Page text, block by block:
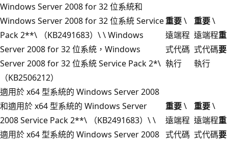
Windows Server 2008 for 32 位系統和
Windows Server 2008 for 32 位系統 Service
Pack 2**\ （KB2491683）\ \ Windows
Server 2008 for 32 位系統，Windows
Server 2008 for 32 位系統 Service Pack 2*\
（KB2506212）
重要\
遠端程
式代碼
執行
重要\
遠端程
式代碼
執行
重
要
適用於 x64 型系統的 Windows Server 2008
和適用於 x64 型系統的 Windows Server
2008 Service Pack 2**\ （KB2491683）\ \
適用於 x64 型系統的 Windows Server 2008
重要\
遠端程
式代碼
重要\
遠端程
式代碼
重
要